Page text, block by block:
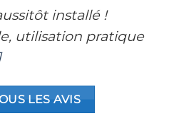
installé !
utilisation pratique
LES AVIS